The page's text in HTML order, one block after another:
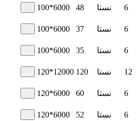
100*6000
48 نستا 6
100*6000
37 نستا 6
100*6000
35 نستا 6
120*12000 120 نستا 12
120*6000
60 نستا 6
120*6000
52 نستا 6